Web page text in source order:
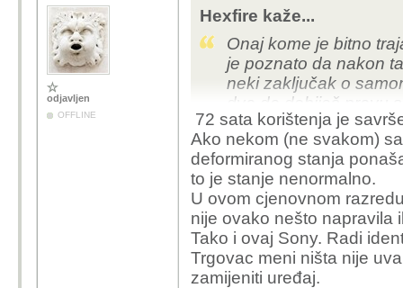
odjavljen
OFFLINE
Hexfire kaže...
Onaj kome je bitno
je poznato da nakon
neki zaključak o
dva da dobiješ pravu
ovaj trgovac. Uvalio ti
za više para. Ali ako
72 sata korištenja je
Ako nekom (ne svakom)
deformiranog stanja
to je stanje nenormalno.
U ovom cjenovnom
nije ovako nešto
Tako i ovaj Sony. Radi
Trgovac meni ništa nije
zamijeniti uređaj.